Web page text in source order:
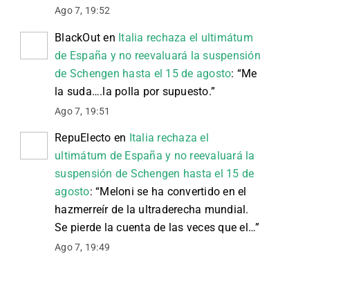
Ago 7, 19:52
BlackOut en Italia rechaza el ultimátum
de España y no reevaluará la suspensión
de Schengen hasta el 15 de agosto: “Me
la suda….la polla por supuesto.”
Ago 7, 19:51
RepuElecto en Italia rechaza el
ultimátum de España y no reevaluará la
suspensión de Schengen hasta el 15 de
agosto: “Meloni se ha convertido en el
hazmerreír de la ultraderecha mundial.
Se pierde la cuenta de las veces que el…”
Ago 7, 19:49